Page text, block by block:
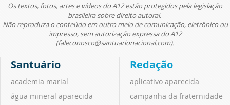
Os textos, fotos, artes e vídeos do A12 estão protegidos pela legislação
brasileira sobre direito autoral.
Não reproduza o conteúdo em outro meio de comunicação, eletrônico ou
impresso, sem autorização expressa do A12
(faleconosco@santuarionacional.com).
Santuário
academia marial
água mineral aparecida
Redação
aplicativo aparecida
campanha da fraternidade